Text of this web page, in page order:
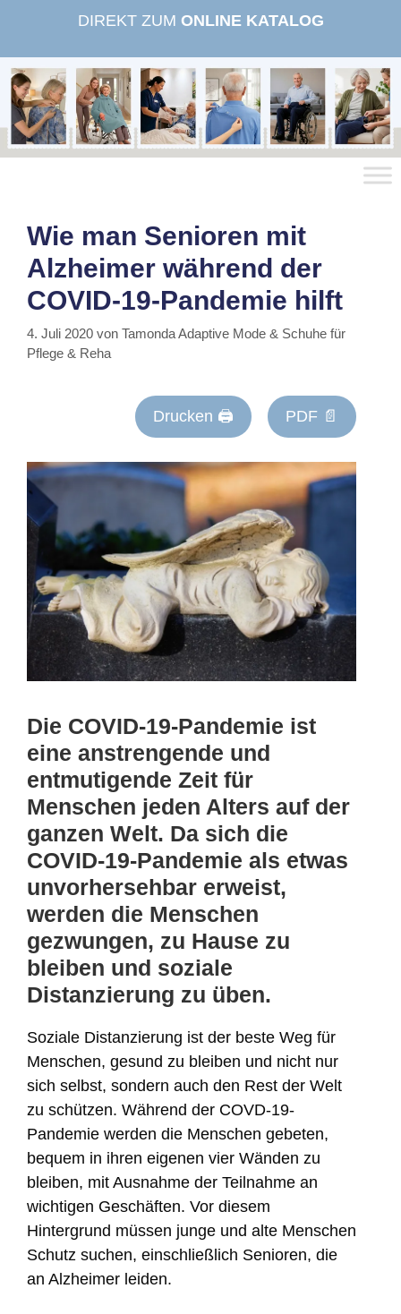
springen
DIREKT ZUM ONLINE KATALOG
Wie man Senioren mit
Alzheimer während der
COVID-19-Pandemie hilft
4. Juli 2020 von Tamonda Adaptive Mode & Schuhe für
Pflege & Reha
Drucken 🖨 PDF 📄
Die COVID-19-Pandemie ist
eine anstrengende und
entmutigende Zeit für
Menschen jeden Alters auf der
ganzen Welt. Da sich die
COVID-19-Pandemie als etwas
unvorhersehbar erweist,
werden die Menschen
gezwungen, zu Hause zu
bleiben und soziale
Distanzierung zu üben.
Soziale Distanzierung ist der beste Weg für
Menschen, gesund zu bleiben und nicht nur
sich selbst, sondern auch den Rest der Welt
zu schützen. Während der COVD-19-
Pandemie werden die Menschen gebeten,
bequem in ihren eigenen vier Wänden zu
bleiben, mit Ausnahme der Teilnahme an
wichtigen Geschäften. Vor diesem
Hintergrund müssen junge und alte Menschen
Schutz suchen, einschließlich Senioren, die
an Alzheimer leiden.